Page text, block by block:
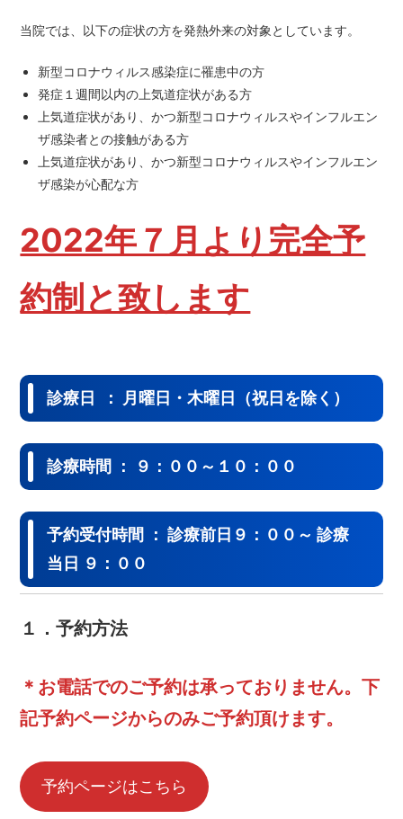
当院では、以下の症状の方を発熱外来の対象としています。
新型コロナウィルス感染症に罹患中の方
発症１週間以内の上気道症状がある方
上気道症状があり、かつ新型コロナウィルスやインフルエン
ザ感染者との接触がある方
上気道症状があり、かつ新型コロナウィルスやインフルエン
ザ感染が心配な方
2022年７月より完全予
約制と致します
診療日 ： 月曜日・木曜日（祝日を除く）
診療時間 ： ９：００～１０：００
予約受付時間 ： 診療前日９：００～ 診療
当日 ９：００
１．予約方法
＊お電話でのご予約は承っておりません。下
記予約ページからのみご予約頂けます。
予約ページはこちら